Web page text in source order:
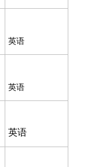
英语
英语
英语